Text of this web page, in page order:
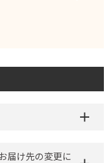
届け先の変更に